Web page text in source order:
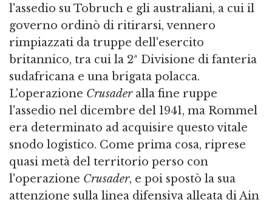
l'assedio su Tobruch e gli australiani, a cui il
governo ordinò di ritirarsi, vennero
rimpiazzati da truppe dell'esercito
britannico, tra cui la 2ª Divisione di fanteria
sudafricana e una brigata polacca.
L'operazione Crusader alla fine ruppe
l'assedio nel dicembre del 1941, ma Rommel
era determinato ad acquisire questo vitale
snodo logistico. Come prima cosa, riprese
quasi metà del territorio perso con
l'operazione Crusader, e poi spostò la sua
attenzione sulla linea difensiva alleata di Ain